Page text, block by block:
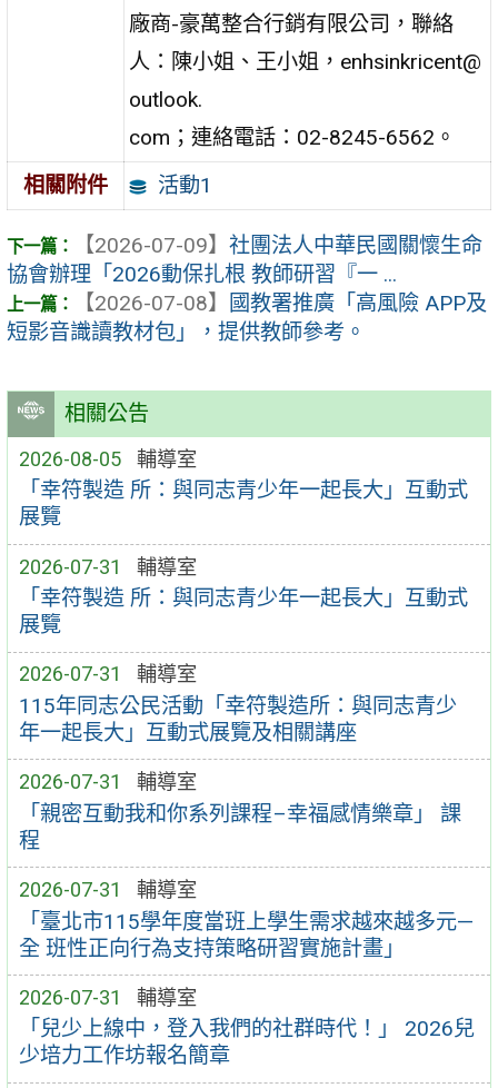
相關公告
2026-08-05 輔導室
「幸符製造 所：與同志青少年一起長大」互動式
展覽
2026-07-31 輔導室
「幸符製造 所：與同志青少年一起長大」互動式
展覽
2026-07-31 輔導室
115年同志公民活動「幸符製造所：與同志青少
年一起長大」互動式展覽及相關講座
2026-07-31 輔導室
「親密互動我和你系列課程–幸福感情樂章」 課
程
2026-07-31 輔導室
「臺北市115學年度當班上學生需求越來越多元—
全 班性正向行為支持策略研習實施計畫」
2026-07-31 輔導室
「兒少上線中，登入我們的社群時代！」 2026兒
少培力工作坊報名簡章
廠商-豪萬整合行銷有限公司，聯絡
人：陳小姐、王小姐，enhsinkricent@
outlook.
com；連絡電話：02-8245-6562。
相關附件
活動1
【2026-07-09】 社團法人中華民國關懷生命
協會辦理「2026動保扎根 教師研習『一 ...
【2026-07-08】
國教署推廣「高風險 APP及
短影音識讀教材包」，提供教師參考。